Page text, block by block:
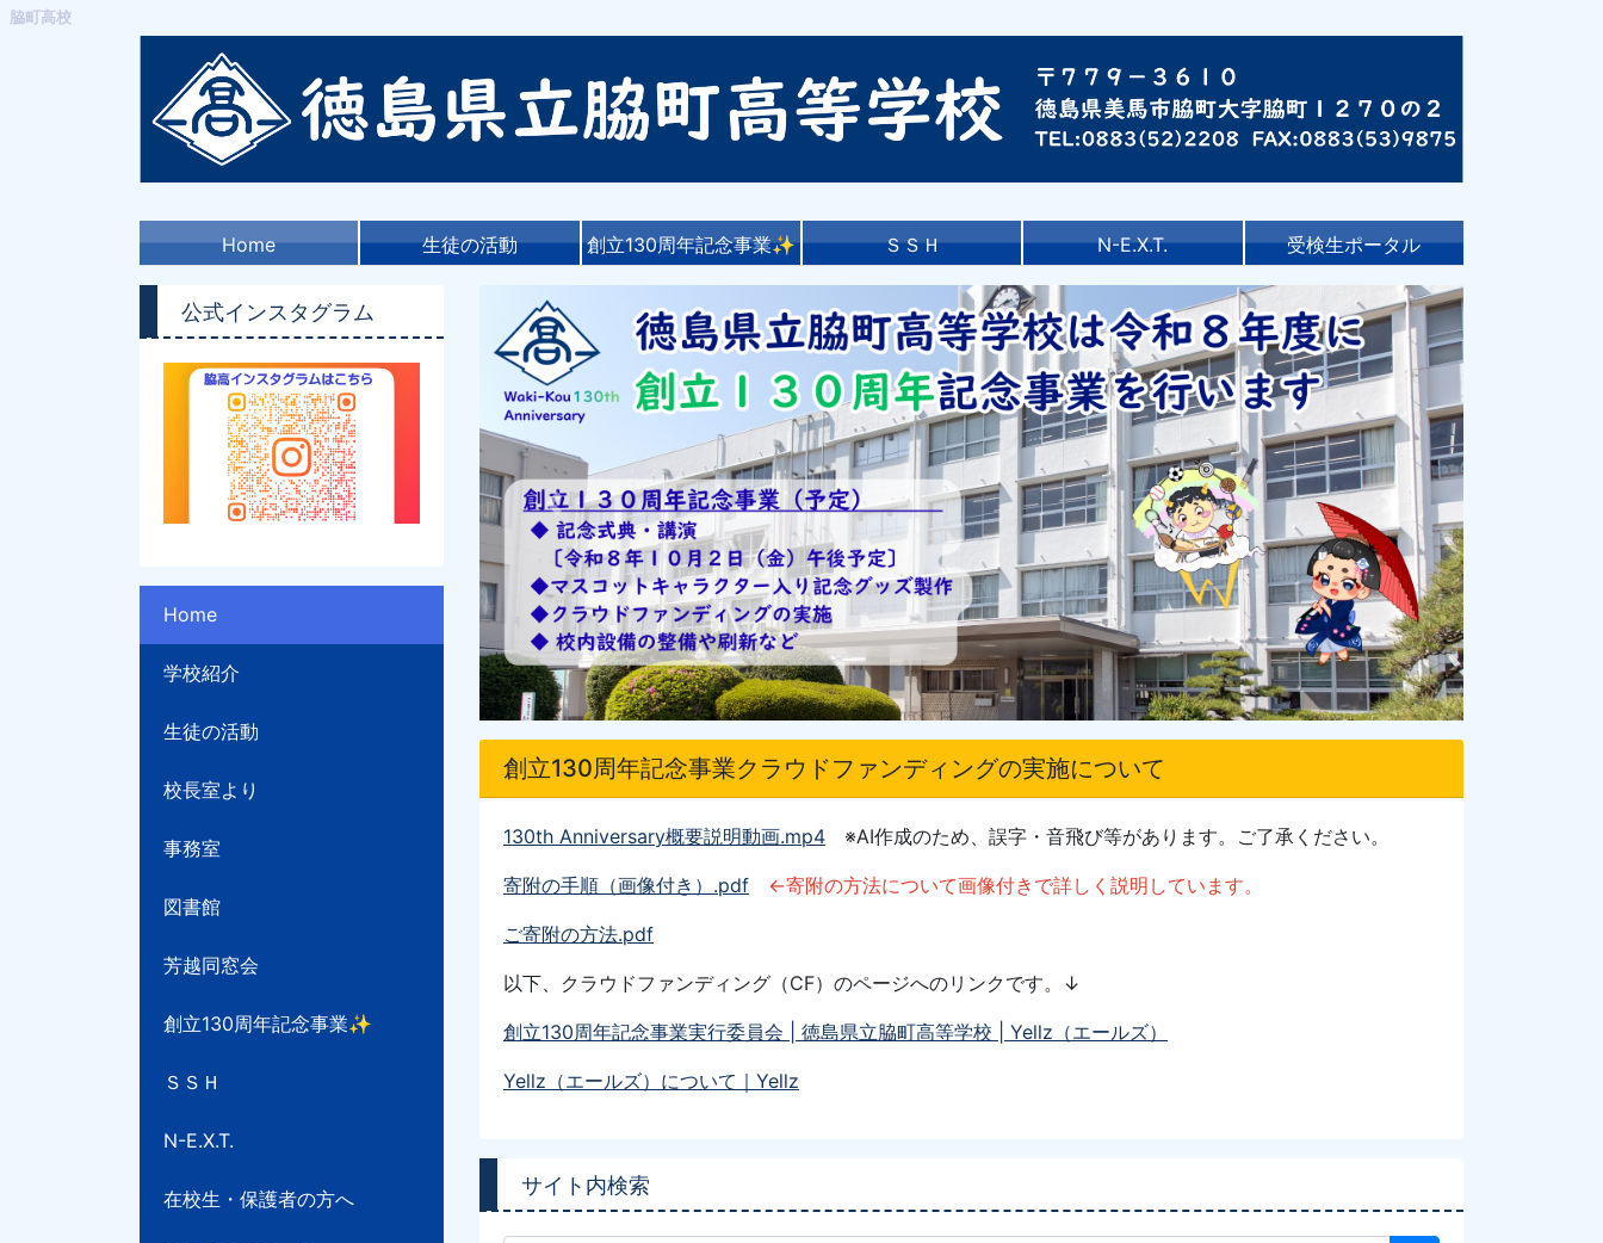
脇町高校
Home 生徒の活動 創立130周年記念事業✨ ＳＳＨ N-E.X.T. 受検生ポータル
公式インスタグラム
Home
学校紹介
生徒の活動
校長室より
事務室
図書館
芳越同窓会
創立130周年記念事業✨
ＳＳＨ
N-E.X.T.
在校生・保護者の方へ
Previous Next
創立130周年記念事業クラウドファンディングの実施について
130th Anniversary概要説明動画.mp4 ※AI作成のため、誤字・音飛び等があります。ご了承ください。
寄附の手順（画像付き）.pdf ←寄附の方法について画像付きで詳しく説明しています。
ご寄附の方法.pdf
以下、クラウドファンディング （CF） のページへのリンク です。↓
創立130周年記念事業実行委員会 | 徳島県立脇町高等学校 | Yellz（エールズ）
Yellz（エールズ）について｜Yellz
サイト内検索